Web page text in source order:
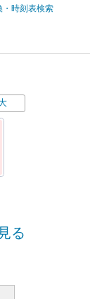
・時刻表検索
る